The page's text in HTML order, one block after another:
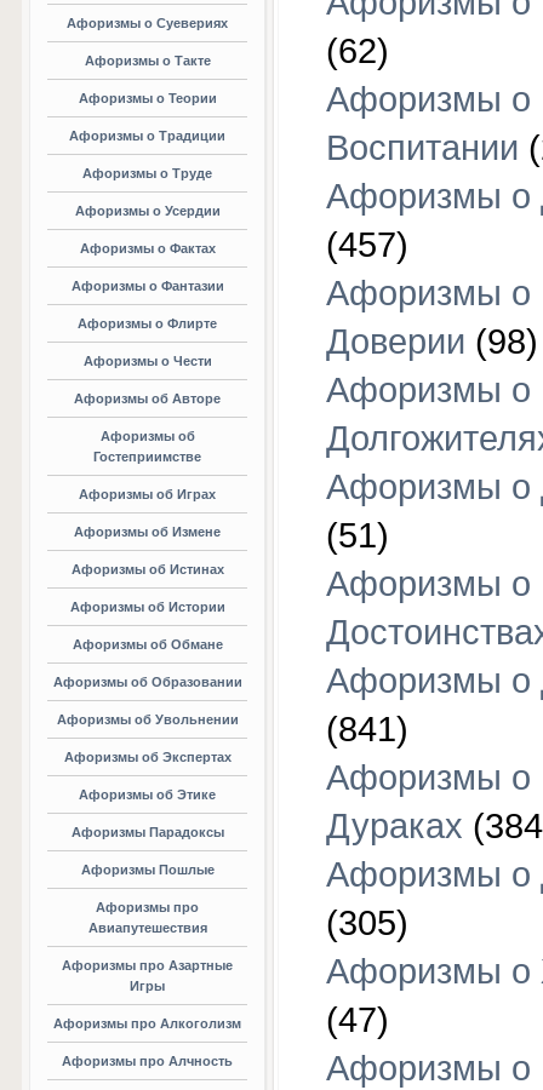
Афоризмы о Суевериях
Афоризмы о Такте
Афоризмы о Теории
Афоризмы о Традиции
Афоризмы о Труде
Афоризмы о Усердии
Афоризмы о Фактах
Афоризмы о Фантазии
Афоризмы о Флирте
Афоризмы о Чести
Афоризмы об Авторе
Афоризмы об
Гостеприимстве
Афоризмы об Играх
Афоризмы об Измене
Афоризмы об Истинах
Афоризмы об Истории
Афоризмы об Обмане
Афоризмы об Образовании
Афоризмы об Увольнении
Афоризмы об Экспертах
Афоризмы об Этике
Афоризмы Парадоксы
Афоризмы Пошлые
Афоризмы про
Авиапутешествия
Афоризмы про Азартные
Игры
Афоризмы про Алкоголизм
Афоризмы про Алчность
(62)
Афоризмы о
Воспитании
Афоризмы о
(457)
Афоризмы о
Доверии (98)
Афоризмы о
Афоризмы о
(51)
Афоризмы о
Афоризмы о
(841)
Афоризмы о
Дураках
Афоризмы о
(305)
Афоризмы
(47)
Афоризмы о